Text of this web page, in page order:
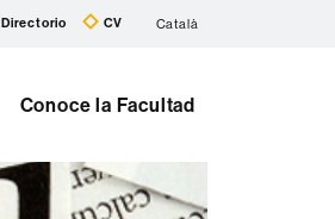
Directorio CV Català
Conoce la Facultad